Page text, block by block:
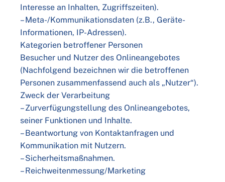
Interesse an Inhalten, Zugriffszeiten).
– Meta-/Kommunikationsdaten (z.B., Geräte-
Informationen, IP-Adressen).
Kategorien betroffener Personen
Besucher und Nutzer des Onlineangebotes
(Nachfolgend bezeichnen wir die betroffenen
Personen zusammenfassend auch als „Nutzer“).
Zweck der Verarbeitung
– Zurverfügungstellung des Onlineangebotes,
seiner Funktionen und Inhalte.
– Beantwortung von Kontaktanfragen und
Kommunikation mit Nutzern.
– Sicherheitsmaßnahmen.
– Reichweitenmessung/Marketing